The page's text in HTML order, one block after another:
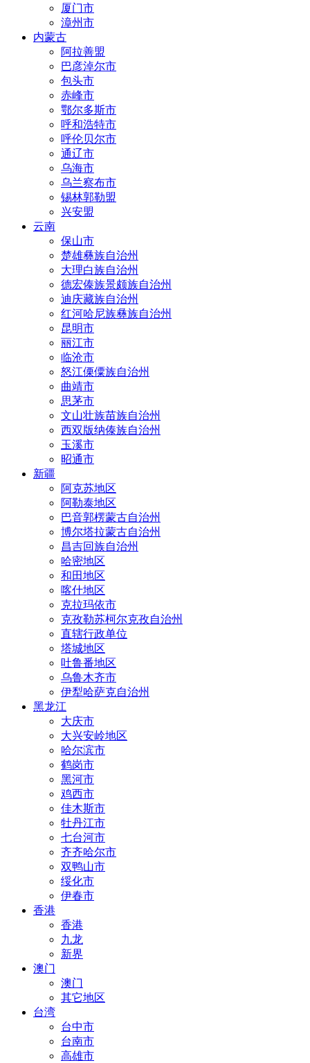
厦门市
漳州市
内蒙古
阿拉善盟
巴彦淖尔市
包头市
赤峰市
鄂尔多斯市
呼和浩特市
呼伦贝尔市
通辽市
乌海市
乌兰察布市
锡林郭勒盟
兴安盟
云南
保山市
楚雄彝族自治州
大理白族自治州
德宏傣族景颇族自治州
迪庆藏族自治州
红河哈尼族彝族自治州
昆明市
丽江市
临沧市
怒江傈僳族自治州
曲靖市
思茅市
文山壮族苗族自治州
西双版纳傣族自治州
玉溪市
昭通市
新疆
阿克苏地区
阿勒泰地区
巴音郭楞蒙古自治州
博尔塔拉蒙古自治州
昌吉回族自治州
哈密地区
和田地区
喀什地区
克拉玛依市
克孜勒苏柯尔克孜自治州
直辖行政单位
塔城地区
吐鲁番地区
乌鲁木齐市
伊犁哈萨克自治州
黑龙江
大庆市
大兴安岭地区
哈尔滨市
鹤岗市
黑河市
鸡西市
佳木斯市
牡丹江市
七台河市
齐齐哈尔市
双鸭山市
绥化市
伊春市
香港
香港
九龙
新界
澳门
澳门
其它地区
台湾
台中市
台南市
高雄市